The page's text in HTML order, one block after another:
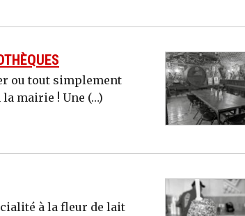
ou tout simplement
mairie ! Une (…)
à la fleur de lait